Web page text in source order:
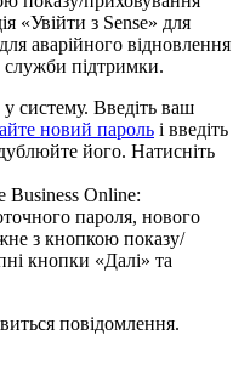
у систему. Введіть ваш
айте новий пароль і введіть
ублюйте його. Натисніть
виться повідомлення.